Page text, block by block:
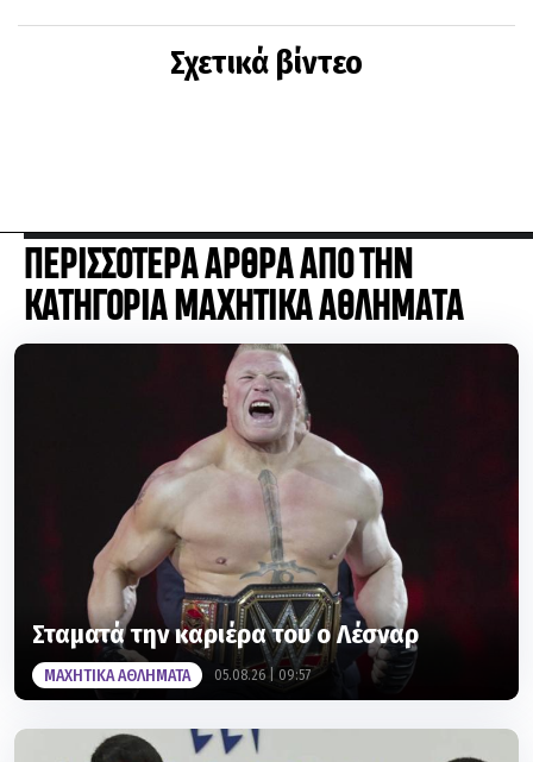
Σχετικά βίντεο
ΚΑΤΗΓΟΡΙΑ ΜΑΧΗΤΙΚΑ ΑΘΛΗΜΑΤΑ
Σταματά την καριέρα του ο Λέσναρ
ΜΑΧΗΤΙΚΑ ΑΘΛΗΜΑΤΑ 05.08.26 | 09:57